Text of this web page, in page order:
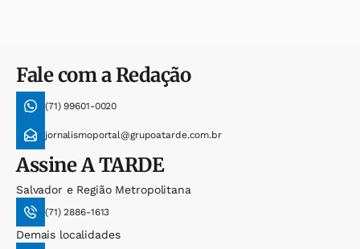
Fale com a Redação
(71) 99601-0020
jornalismoportal@grupoatarde.com.br
AssineA TARDE
Salvador e Região Metropolitana
(71) 2886-1613
Demais localidades